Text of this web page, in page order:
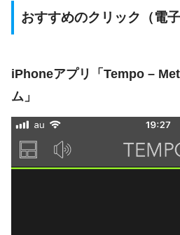
おすすめのクリック（電
iPhoneアプリ「Tempo –
ム」